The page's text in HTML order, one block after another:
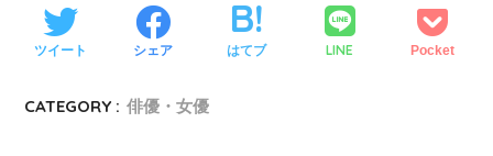
ツイート シェア はてブ LINE Pocket
CATEGORY : 俳優・女優